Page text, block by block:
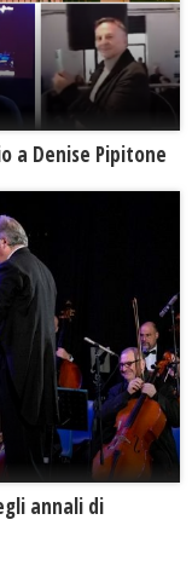
a Denise Pipitone
annali di